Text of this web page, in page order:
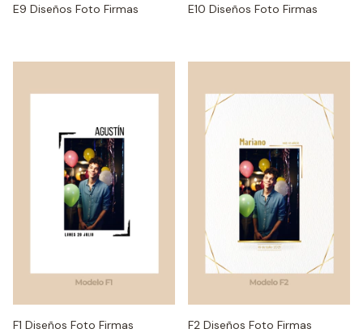
E9 Diseños Foto Firmas E10 Diseños Foto Firmas
F1 Diseños Foto Firmas F2 Diseños Foto Firmas